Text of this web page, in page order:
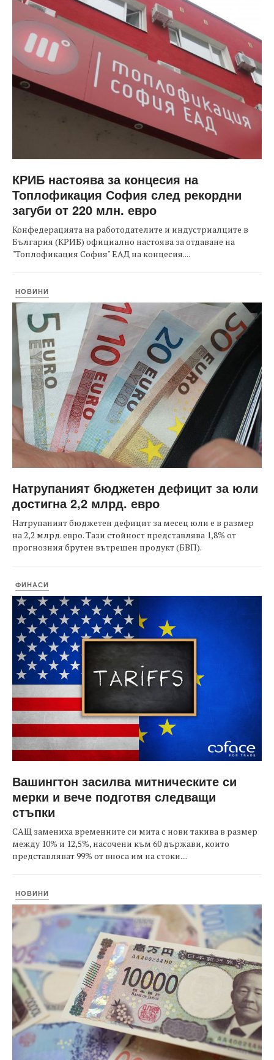
КРИБ настоява за концесия на
Топлофикация София след рекордни
загуби от 220 млн. евро
Конфедерацията на работодателите и индустриалците в
България (КРИБ) официално настоява за отдаване на
"Топлофикация София" ЕАД на концесия....
НОВИНИ
Натрупаният бюджетен дефицит за юли
достигна 2,2 млрд. евро
Натрупаният бюджетен дефицит за месец юли е в размер
на 2,2 млрд. евро. Тази стойност представлява 1,8% от
прогнозния брутен вътрешен продукт (БВП).
ФИНАСИ
Вашингтон засилва митническите си
мерки и вече подготвя следващи
стъпки
САЩ замениха временните си мита с нови такива в размер
между 10% и 12,5%, насочени към 60 държави, които
представляват 99% от вноса им на стоки....
НОВИНИ